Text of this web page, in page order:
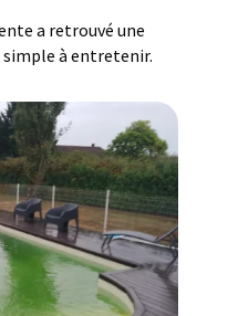
a retrouvé une
simple à entretenir.